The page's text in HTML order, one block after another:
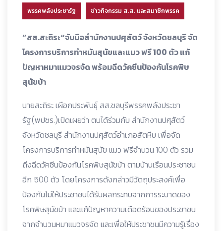
พรรคพลังประชารัฐ ข่าวกิจกรรม ส.ส. และสมาชิกพรรค
”สส.สะถิระ“จับมือสำนักงานปศุสัตว์ จังหวัดชลบุรี จัด
โครงการบริการทำหมันสุนัขและแมว ฟรี 100 ตัว แก้
ปัญหาหมาแมวจรจัด พร้อมฉีดวัคซีนป้องกันโรคพิษ
สุนัขบ้า
นายสะถิระ เผือกประพันธุ์ สส.ชลบุรีพรรคพลังประชา
รัฐ(พปชร.)เปิดเผยว่า ตนได้ร่วมกับ สำนักงานปศุสัตว์
จังหวัดชลบุรี สำนักงานปศุสัตว์อำเภอสัตหีบ เพื่อจัด
โครงการบริการทำหมันสุนัข แมว ฟรีจำนวน 100 ตัว รวม
ถึงฉีดวัคซีนป้องกันโรคพิษสุนัขบ้า ตามบ้านเรือนประชาชน
อีก 500 ตัว โดยโครงการดังกล่าวมีวัตถุประสงค์เพื่อ
ป้องกันไม่ให้ประชาชนได้รับผลกระทบจากการระบาดของ
โรคพิษสุนัขบ้า และแก้ปัญหาความเดือดร้อนของประชาชน
จากจำนวนหมาแมวจรจัด และเพื่อให้ประชาชนมีความรู้เรื่อง